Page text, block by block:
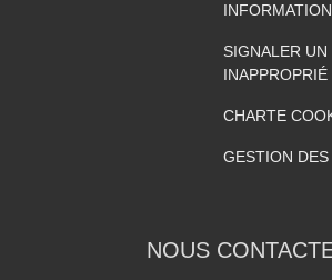
SIGNALER
INAPPROPRIÉ
CHARTE
GESTION
NOUS